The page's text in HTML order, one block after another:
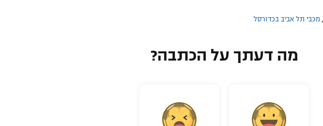
מכבי תל אביב בכדורסל
מה דעתך על הכתבה?